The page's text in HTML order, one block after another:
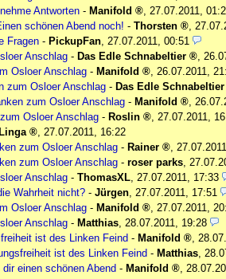
Antworten - Manifold
27.07.2011,
schönen Abend noch! - Thorsten
Fragen - PickupFan 27.07.2011, 00:51
Anschlag - Das Edle Schnabeltier
Osloer Anschlag - Manifold
26.07.2011,
zum Osloer Anschlag - Das Edle Schnabeltier
zum Osloer Anschlag - Manifold
Osloer Anschlag - Roslin
27.07.2011,
Linga
27.07.2011, 16:22
zum Osloer Anschlag - Rainer
zum Osloer Anschlag - roser parks
Anschlag - ThomasXL 27.07.2011, 17:33
Wahrheit nicht? - Jürgen 27.07.2011, 17:51
Osloer Anschlag - Manifold
27.07.2011,
Anschlag - Matthias 28.07.2011, 19:28
ist des Linken Feind - Manifold
ist des Linken Feind - Matthias
dir einen schönen Abend - Manifold